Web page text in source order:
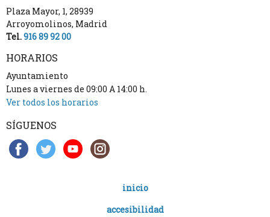
Plaza Mayor, 1, 28939
Arroyomolinos, Madrid
Tel.916 89 92 00
HORARIOS
Ayuntamiento
Lunes a viernes de 09:00 A 14:00 h.
Ver todos los horarios
SÍGUENOS
inicio
accesibilidad